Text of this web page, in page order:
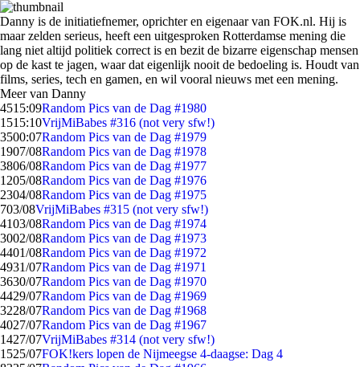
Danny is de initiatiefnemer, oprichter en eigenaar van FOK.nl. Hij is
maar zelden serieus, heeft een uitgesproken Rotterdamse mening die
lang niet altijd politiek correct is en bezit de bizarre eigenschap mensen
op de kast te jagen, waar dat eigenlijk nooit de bedoeling is. Houdt van
films, series, tech en gamen, en wil vooral nieuws met een mening.
Meer van Danny
4515:09Random Pics van de Dag #1980
1515:10VrijMiBabes #316 (not very sfw!)
3500:07Random Pics van de Dag #1979
1907/08Random Pics van de Dag #1978
3806/08Random Pics van de Dag #1977
1205/08Random Pics van de Dag #1976
2304/08Random Pics van de Dag #1975
703/08VrijMiBabes #315 (not very sfw!)
4103/08Random Pics van de Dag #1974
3002/08Random Pics van de Dag #1973
4401/08Random Pics van de Dag #1972
4931/07Random Pics van de Dag #1971
3630/07Random Pics van de Dag #1970
4429/07Random Pics van de Dag #1969
3228/07Random Pics van de Dag #1968
4027/07Random Pics van de Dag #1967
1427/07VrijMiBabes #314 (not very sfw!)
1525/07FOK!kers lopen de Nijmeegse 4-daagse: Dag 4